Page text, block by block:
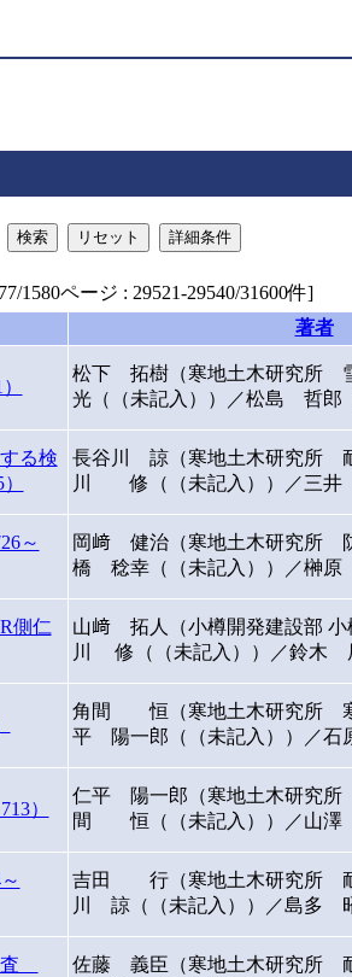
検索 リセット 詳細条件
1580ページ : 29521-29540/31600件]
著者
松下 拓樹（寒地土木研究所
光（（未記入））／松島 哲郎
る検
長谷川 諒（寒地土木研究所
川 修（（未記入））／三井
～
岡﨑 健治（寒地土木研究所
橋 稔幸（（未記入））／榊原
側仁
山﨑 拓人（小樽開発建設部 小
川 修（（未記入））／鈴木
角間 恒（寒地土木研究所 寒
平 陽一郎（（未記入））／石
）
仁平 陽一郎（寒地土木研究所
間 恒（（未記入））／山澤
吉田 行（寒地土木研究所 耐
川 諒（（未記入））／島多
査
佐藤 義臣（寒地土木研究所